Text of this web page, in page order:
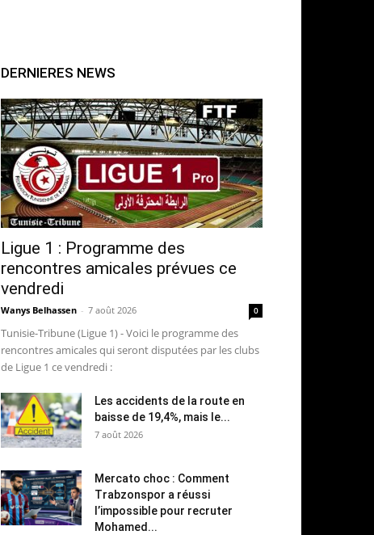
DERNIERES NEWS
Ligue 1 : Programme des
rencontres amicales prévues ce
vendredi
Wanys Belhassen - 7 août 2026 0
Tunisie-Tribune (Ligue 1) - Voici le programme des
rencontres amicales qui seront disputées par les clubs
de Ligue 1 ce vendredi :
Les accidents de la route en
baisse de 19,4%, mais le...
7 août 2026
Mercato choc : Comment
Trabzonspor a réussi
l’impossible pour recruter
Mohamed...